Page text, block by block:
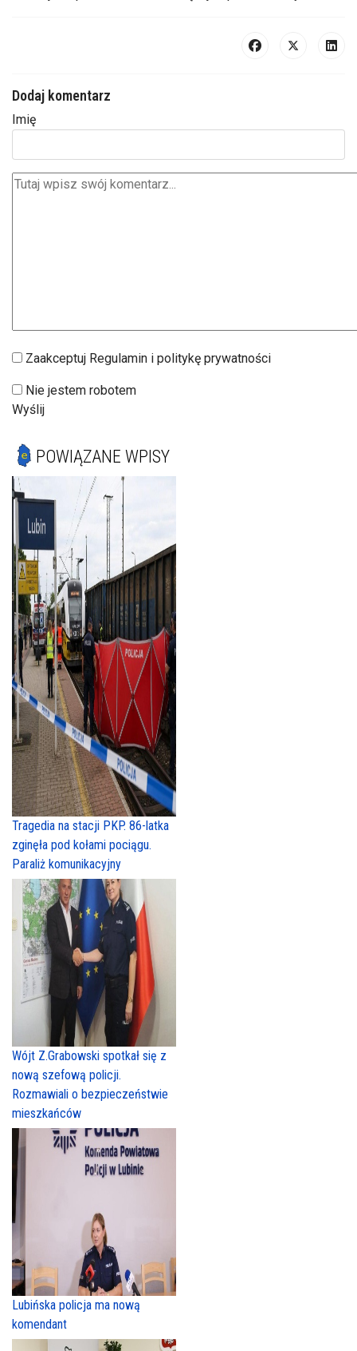
Dodaj komentarz
Imię
Zaakceptuj Regulamin i politykę prywatności
Nie jestem robotem
Wyślij
POWIĄZANE WPISY
Tragedia na stacji PKP. 86-latka
zginęła pod kołami pociągu.
Paraliż komunikacyjny
Wójt Z.Grabowski spotkał się z
nową szefową policji.
Rozmawiali o bezpieczeństwie
mieszkańców
Lubińska policja ma nową
komendant